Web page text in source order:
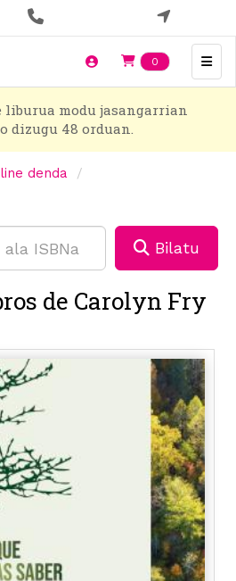
0 Items en
liburua modu jasangarrian
dizugu 48 orduan.
denda
Bilatu
de Carolyn Fry